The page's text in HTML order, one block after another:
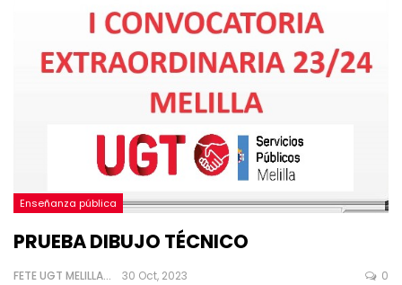
Enseñanza pública
PRUEBA DIBUJO TÉCNICO
FETE UGT MELILLA 30 Oct, 2023 0